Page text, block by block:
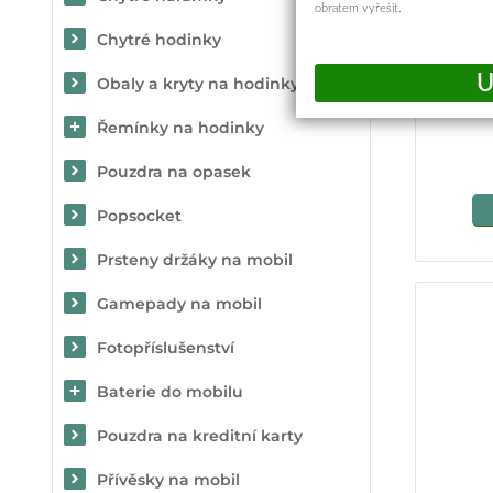
Chytré hodinky
Obaly a kryty na hodinky
Řemínky na hodinky
Pouzdra na opasek
Popsocket
Prsteny držáky na mobil
Gamepady na mobil
Fotopříslušenství
Baterie do mobilu
Pouzdra na kreditní karty
Přívěsky na mobil
obratem vyřešit.